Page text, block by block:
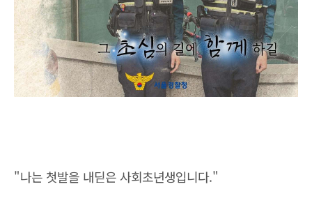
"나는 첫발을 내딛은 사회초년생입니다."